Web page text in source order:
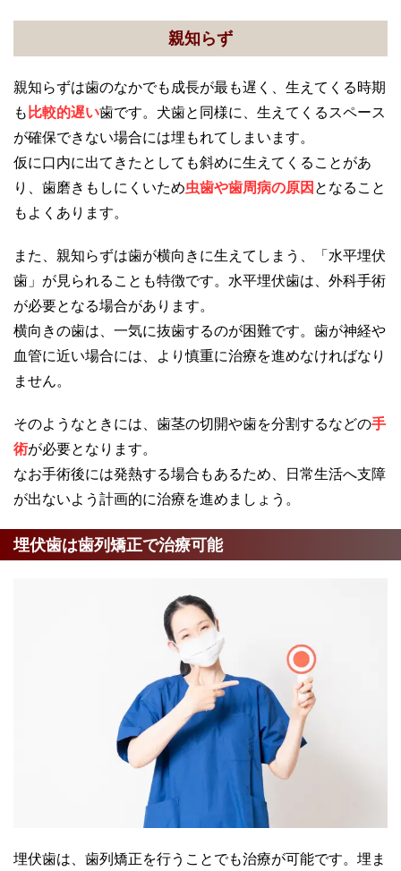
親知らず
親知らずは歯のなかでも成長が最も遅く、生えてくる時期
も 比較的遅い歯です。犬歯と同様に、生えてくるスペース
が確保できない場合には埋もれてしまいます。
仮に口内に出てきたとしても斜めに生えてくることがあ
り、歯磨きもしにくいため虫歯や歯周病の原因 となること
もよくあります。
また、親知らずは歯が横向きに生えてしまう、「水平埋伏
歯」が見られることも特徴です。水平埋伏歯は、外科手術
が必要となる場合があります。
横向きの歯は、一気に抜歯するのが困難です。歯が神経や
血管に近い場合には、より慎重に治療を進めなければなり
ません。
そのようなときには、歯茎の切開や歯を分割するなどの手
術が必要となります。
なお手術後には発熱する場合もあるため、日常生活へ支障
が出ないよう計画的に治療を進めましょう。
埋伏歯は歯列矯正で治療可能
埋伏歯は、歯列矯正を行うことでも治療が可能です。埋ま